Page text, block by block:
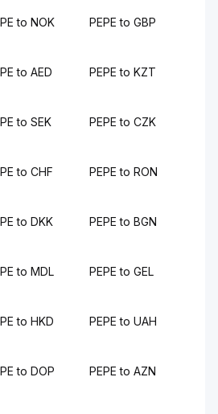
to NOK PEPE to GBP
to AED PEPE to KZT
to SEK PEPE to CZK
to CHF PEPE to RON
to DKK PEPE to BGN
to MDL PEPE to GEL
to HKD PEPE to UAH
to DOP PEPE to AZN